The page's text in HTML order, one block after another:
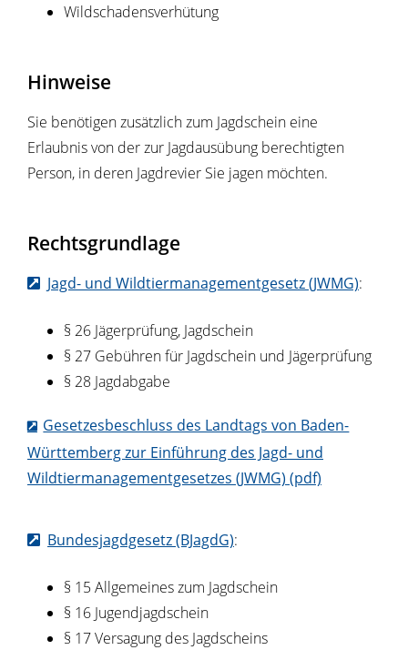
Wildschadensverhütung
Hinweise
Sie benötigen zusätzlich zum Jagdschein eine
Erlaubnis von der zur Jagdausübung berechtigten
Person, in deren Jagdrevier Sie jagen möchten.
Rechtsgrundlage
Jagd- und Wildtiermanagementgesetz (JWMG):
§ 26 Jägerprüfung, Jagdschein
§ 27 Gebühren für Jagdschein und Jägerprüfung
§ 28 Jagdabgabe
Gesetzesbeschluss des Landtags von Baden-
Württemberg zur Einführung des Jagd- und
Wildtiermanagementgesetzes (JWMG) (pdf)
Bundesjagdgesetz (BJagdG):
§ 15 Allgemeines zum Jagdschein
§ 16 Jugendjagdschein
§ 17 Versagung des Jagdscheins